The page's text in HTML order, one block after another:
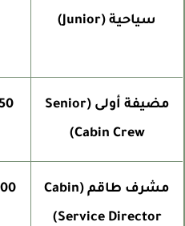
سياحية (Junior)
مضيفة أولى (Senior
Cabin Crew)
850 - 1000
مشرف طاقم (Cabin
Service Director)
1200 - 1450